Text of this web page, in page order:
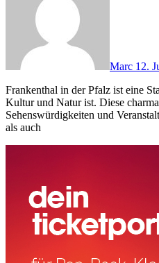
Marc 12.
Frankenthal in der Pfalz ist eine Stadt, die reich an Geschichte,
Kultur und Natur ist. Diese
Sehenswürdigkeiten und
als auch